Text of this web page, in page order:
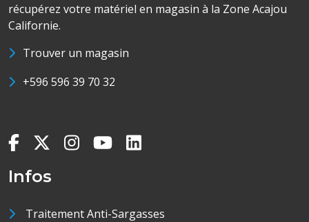
récupérez votre matériel en magasin à la Zone Acajou
Californie.
Trouver un magasin
+596 596 39 70 32
Infos
Traitement Anti-Sargasses